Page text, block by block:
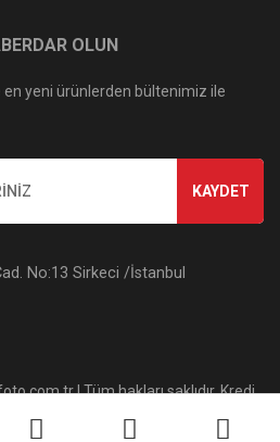
OLUN
en yeni ürünlerden bültenimiz ile
KAYDET
No:13 Sirkeci /İstanbul
| Tüm hakları saklıdır. Kredi